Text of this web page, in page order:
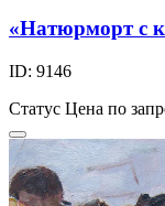
«Натюрморт с
ID: 9146
Статус Цена по